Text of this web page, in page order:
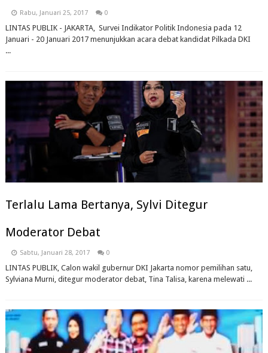
Rabu, Januari 25, 2017 0
LINTAS PUBLIK - JAKARTA, Survei Indikator Politik Indonesia pada 12
Januari - 20 Januari 2017 menunjukkan acara debat kandidat Pilkada DKI
...
Terlalu Lama Bertanya, Sylvi Ditegur
Moderator Debat
Sabtu, Januari 28, 2017 0
LINTAS PUBLIK, Calon wakil gubernur DKI Jakarta nomor pemilihan satu,
Sylviana Murni, ditegur moderator debat, Tina Talisa, karena melewati ...